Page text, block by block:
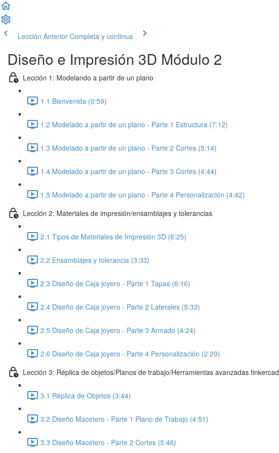
Lección Anterior Completa y continua
Diseño e Impresión 3D Módulo 2
Lección 1: Modelando a partir de un plano
1.1 Bienvenida (0:59)
1.2 Modelado a partir de un plano - Parte 1 Estructura (7:12)
1.3 Modelado a partir de un plano - Parte 2 Cortes (5:14)
1.4 Modelado a partir de un plano - Parte 3 Cortes (4:44)
1.5 Modelado a partir de un plano - Parte 4 Personalización (4:42)
Lección 2: Materiales de impresión/ensamblajes y tolerancias
2.1 Tipos de Materiales de Impresión 3D (6:25)
2.2 Ensamblajes y tolerancia (3:33)
2.3 Diseño de Caja joyero - Parte 1 Tapas (6:16)
2.4 Diseño de Caja joyero - Parte 2 Laterales (5:33)
2.5 Diseño de Caja joyero - Parte 3 Armado (4:24)
2.6 Diseño de Caja joyero - Parte 4 Personalización (2:20)
Lección 3: Réplica de objetos/Planos de trabajo/Herramientas avanzadas tinkercad
3.1 Réplica de Objetos (3:44)
3.2 Diseño Macetero - Parte 1 Plano de Trabajo (4:51)
3.3 Diseño Macetero - Parte 2 Cortes (5:46)